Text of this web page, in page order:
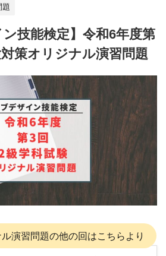
ン技能検定】令和6年度第
策オリジナル演習問題
演習問題の他の回はこちらより